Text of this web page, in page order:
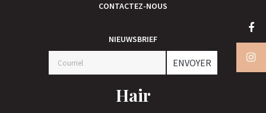
CONTACTEZ-NOUS
NIEUWSBRIEF
ENVOYER
Hair